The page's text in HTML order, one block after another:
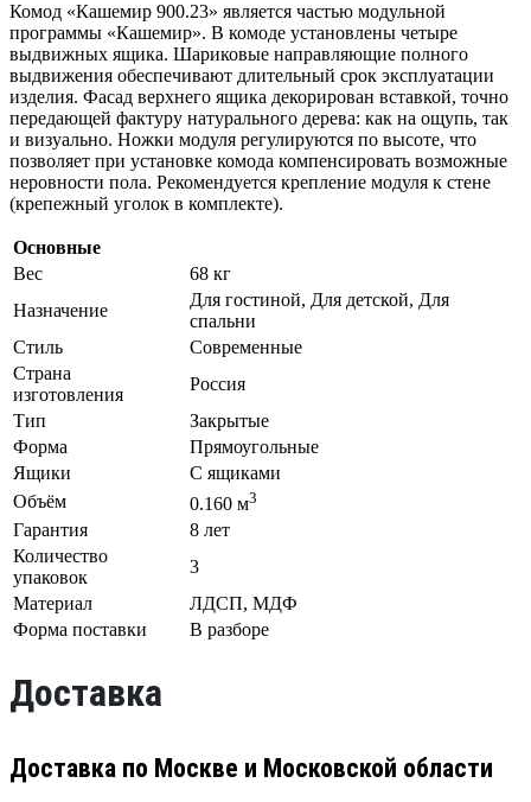
Комод «Кашемир 900.23» является частью модульной
программы «Кашемир». В комоде установлены четыре
выдвижных ящика. Шариковые направляющие полного
выдвижения обеспечивают длительный срок эксплуатации
изделия. Фасад верхнего ящика декорирован вставкой, точно
передающей фактуру натурального дерева: как на ощупь, так
и визуально. Ножки модуля регулируются по высоте, что
позволяет при установке комода компенсировать возможные
неровности пола. Рекомендуется крепление модуля к стене
(крепежный уголок в комплекте).
Основные
Вес
68 кг
Назначение
Для гостиной, Для детской, Для
спальни
Стиль
Современные
Страна
изготовления
Россия
Тип
Закрытые
Форма
Прямоугольные
Ящики
С ящиками
Объём
0.160 м3
Гарантия
8 лет
Количество
упаковок
3
Материал
ЛДСП, МДФ
Форма поставки
В разборе
Доставка
Доставка по Москве и Московской области